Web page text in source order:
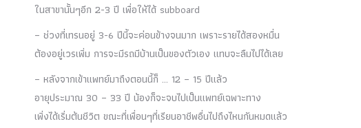
ในสาขานั้นๆอีก 2-3 ปี เพื่อให้ได้ subboard
– ช่วงที่เทรนอยู่ 3-6 ปีนี้จะค่อนข้างจนมาก เพราะรายได้สองหมื่น
ต้องอยู่เวรเพิ่ม การจะมีรถมีบ้านเป็นของตัวเอง แทบจะลืมไปได้เลย
– หลังจากเข้าแพทย์มาถึงตอนนี้ก็ … 12 – 15 ปีแล้ว
อายุประมาณ 30 – 33 ปี น้องก็จะจบไปเป็นแพทย์เฉพาะทาง
เพิ่งได้เริ่มต้นชีวิต ขณะที่เพื่อนๆที่เรียนอาชีพอื่นไปถึงไหนกันหมดแล้ว